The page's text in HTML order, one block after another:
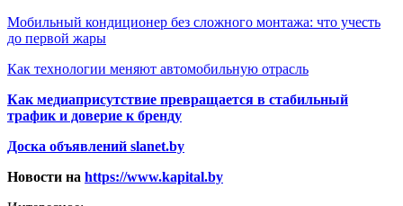
Мобильный кондиционер без сложного монтажа: что учесть
до первой жары
Как технологии меняют автомобильную отрасль
Как медиаприсутствие превращается в стабильный
трафик и доверие к бренду
Доска объявлений slanet.by
Новости на https://www.kapital.by